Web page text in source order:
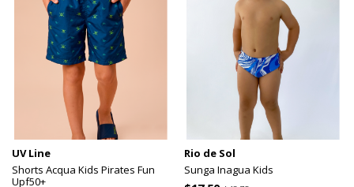
UV Line
Shorts Acqua Kids Pirates Fun
Upf50+
Rio de Sol
Sunga Inagua Kids